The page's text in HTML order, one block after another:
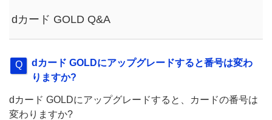
dカード GOLD Q&A
dカード GOLDにアップグレードすると番号は変わ
りますか?
dカード GOLDにアップグレードすると、カードの番号は
変わりますか?